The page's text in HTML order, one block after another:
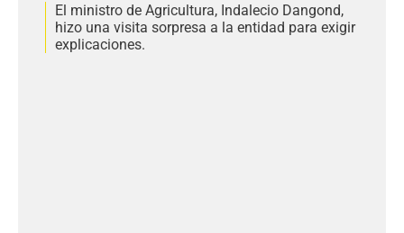
El ministro de Agricultura, Indalecio Dangond,
hizo una visita sorpresa a la entidad para exigir
explicaciones.